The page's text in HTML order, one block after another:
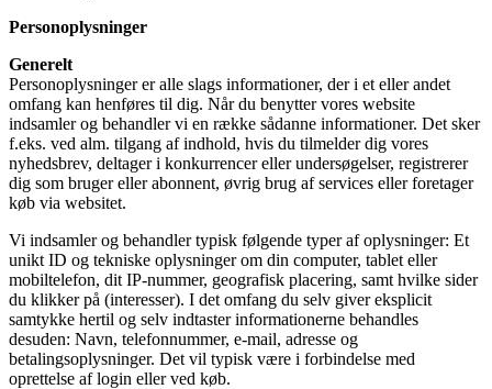
Personoplysninger
Generelt
Personoplysninger er alle slags informationer, der i et eller andet
omfang kan henføres til dig. Når du benytter vores website
indsamler og behandler vi en række sådanne informationer. Det sker
f.eks. ved alm. tilgang af indhold, hvis du tilmelder dig vores
nyhedsbrev, deltager i konkurrencer eller undersøgelser, registrerer
dig som bruger eller abonnent, øvrig brug af services eller foretager
køb via websitet.
Vi indsamler og behandler typisk følgende typer af oplysninger: Et
unikt ID og tekniske oplysninger om din computer, tablet eller
mobiltelefon, dit IP-nummer, geografisk placering, samt hvilke sider
du klikker på (interesser). I det omfang du selv giver eksplicit
samtykke hertil og selv indtaster informationerne behandles
desuden: Navn, telefonnummer, e-mail, adresse og
betalingsoplysninger. Det vil typisk være i forbindelse med
oprettelse af login eller ved køb.